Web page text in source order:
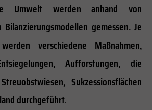
Umwelt werden anhand von
Bilanzierungsmodellen gemessen. Je
verschiedene Maßnahmen,
Aufforstungen, die
Sukzessionsflächen
durchgeführt.